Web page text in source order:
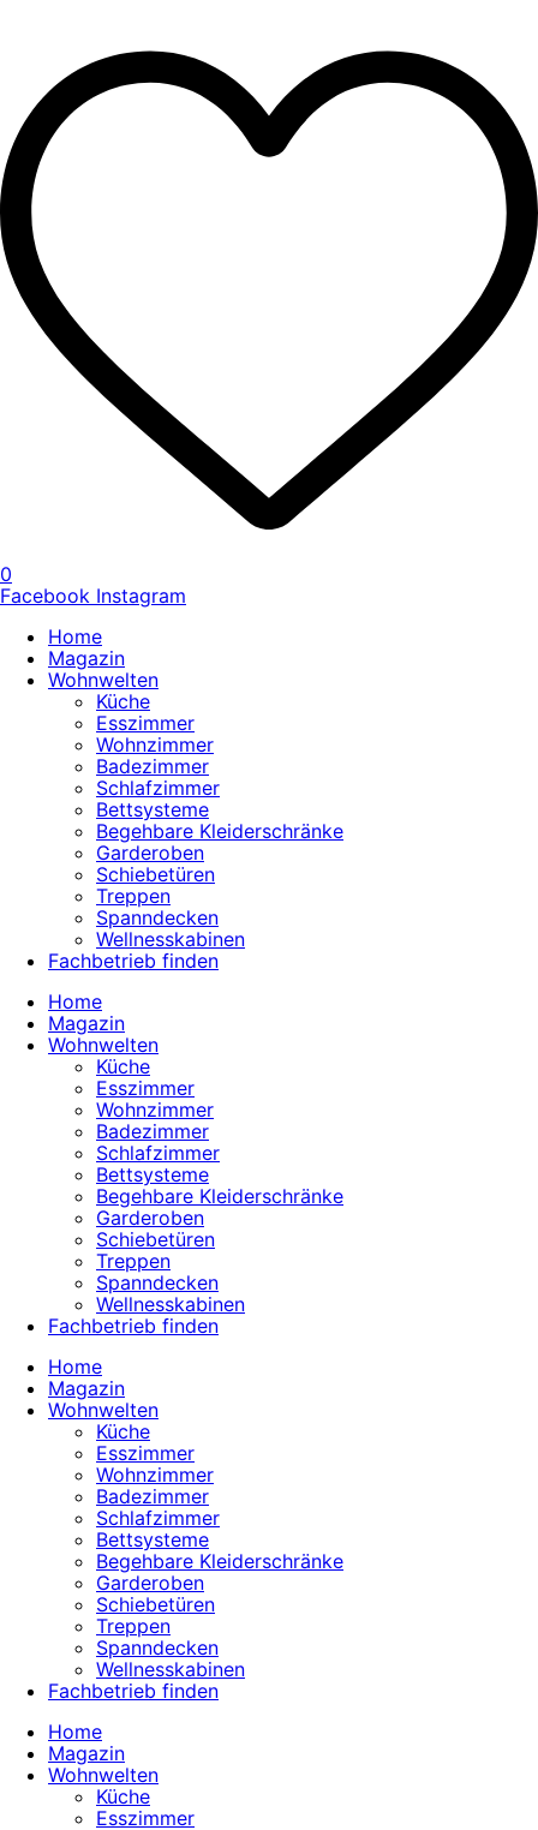
0
Facebook Instagram
Home
Magazin
Wohnwelten
Küche
Esszimmer
Wohnzimmer
Badezimmer
Schlafzimmer
Bettsysteme
Begehbare Kleiderschränke
Garderoben
Schiebetüren
Treppen
Spanndecken
Wellnesskabinen
Fachbetrieb finden
Home
Magazin
Wohnwelten
Küche
Esszimmer
Wohnzimmer
Badezimmer
Schlafzimmer
Bettsysteme
Begehbare Kleiderschränke
Garderoben
Schiebetüren
Treppen
Spanndecken
Wellnesskabinen
Fachbetrieb finden
Home
Magazin
Wohnwelten
Küche
Esszimmer
Wohnzimmer
Badezimmer
Schlafzimmer
Bettsysteme
Begehbare Kleiderschränke
Garderoben
Schiebetüren
Treppen
Spanndecken
Wellnesskabinen
Fachbetrieb finden
Home
Magazin
Wohnwelten
Küche
Esszimmer